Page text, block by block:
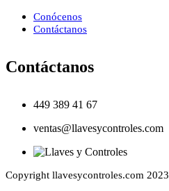
Conócenos
Contáctanos
Contáctanos
449 389 41 67
ventas@llavesycontroles.com
Copyright llavesycontroles.com 2023